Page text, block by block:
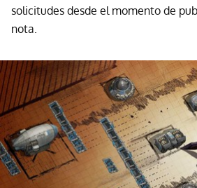
solicitudes desde el momento de
nota.